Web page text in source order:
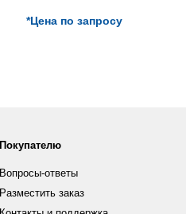
*Цена по запросу
Покупателю
Вопросы-ответы
Разместить заказ